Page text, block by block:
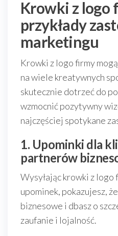
Krowki z logo
przykłady
marketingu
Krowki z logo firmy
na wiele kreatywnych
skutecznie dotrzeć do
wzmocnić pozytywny
najczęściej spotykane
1. Upominki dla
partnerów
Wysyłając krowki z logo
upominek, pokazujesz,
biznesowe i dbasz o
zaufanie i lojalność.